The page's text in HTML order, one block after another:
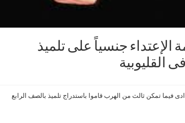
الإعتداء جنسياً على تلميذ
القليوبية
تمكن ثالث من الهرب قاموا باستدراج تلميذ بالصف الرابع